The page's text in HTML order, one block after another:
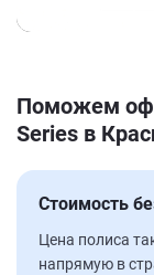
Поможем
Series в
Стоимость
Цена полиса
напрямую в